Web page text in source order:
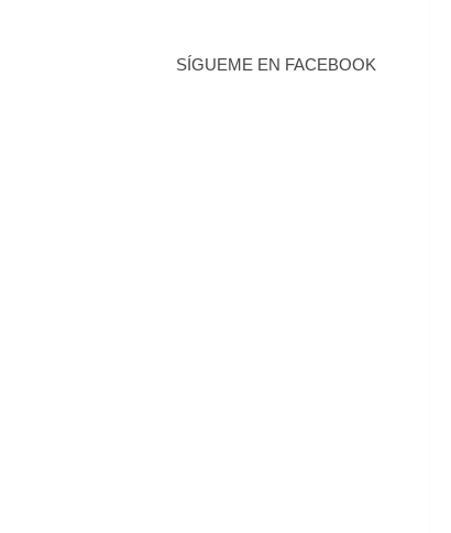
SÍGUEME EN FACEBOOK